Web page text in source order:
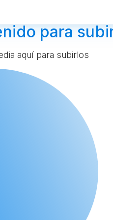
para
aquí para subirlos